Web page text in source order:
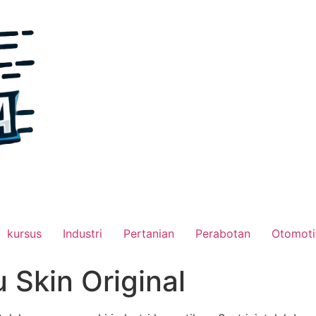
kursus Industri Pertanian Perabotan
Skin Original